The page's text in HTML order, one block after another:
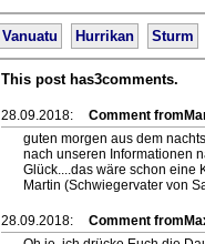
Vanuatu Hurrikan Sturm
This post has3comments.
28.09.2018:
Comment
guten morgen aus dem
nach unseren Informationen
Glück....das wäre schon eine
Martin (Schwiegervater von
28.09.2018:
Comment